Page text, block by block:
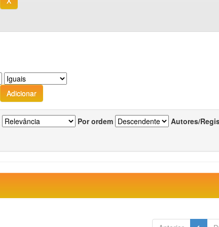
Por ordem Autores/